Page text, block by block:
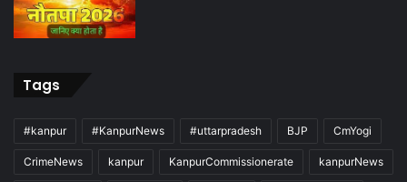
Tags
#kanpur #KanpurNews #uttarpradesh BJP CmYogi
CrimeNews kanpur KanpurCommissionerate kanpurNews